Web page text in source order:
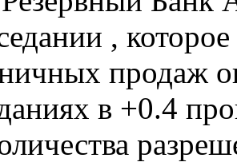
,
продаж
в +0.4